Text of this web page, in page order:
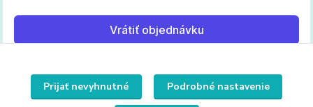
Prijať nevyhnutné Podrobné nastavenie